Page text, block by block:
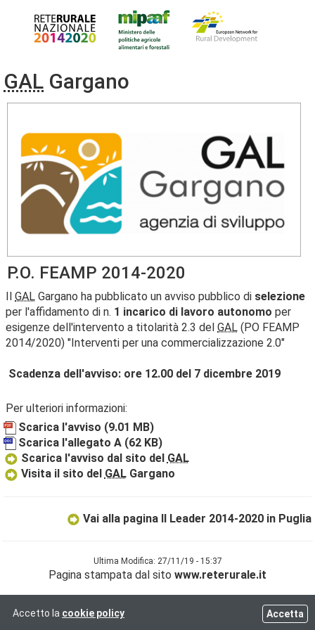
GAL Gargano
P.O. FEAMP 2014-2020
Il GAL Gargano ha pubblicato un avviso pubblico di selezione
per l'affidamento di n. 1 incarico di lavoro autonomo per
esigenze dell'intervento a titolarità 2.3 del GAL (PO FEAMP
2014/2020) "Interventi per una commercializzazione 2.0"
Scadenza dell'avviso: ore 12.00 del 7 dicembre 2019
Per ulteriori informazioni:
Scarica l'avviso (9.01 MB)
Scarica l'allegato A (62 KB)
Scarica l'avviso dal sito del GAL
Visita il sito del GALGargano
Vai alla pagina Il Leader 2014-2020 in Puglia
Ultima Modifica: 27/11/19 - 15:37
Pagina stampata dal sito www.reterurale.it
Accetto la cookie policy Accetta